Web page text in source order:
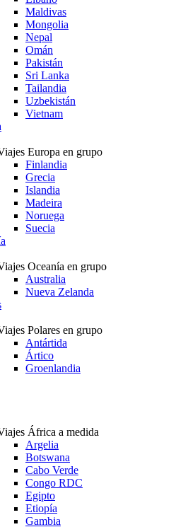
Maldivas
Mongolia
Nepal
Omán
Pakistán
Sri Lanka
Tailandia
Uzbekistán
Vietnam
Europa en grupo
Finlandia
Grecia
Islandia
Madeira
Noruega
Suecia
Oceanía en grupo
Australia
Nueva Zelanda
Polares en grupo
Antártida
Ártico
Groenlandia
África a medida
Argelia
Botswana
Cabo Verde
Congo RDC
Egipto
Etiopía
Gambia